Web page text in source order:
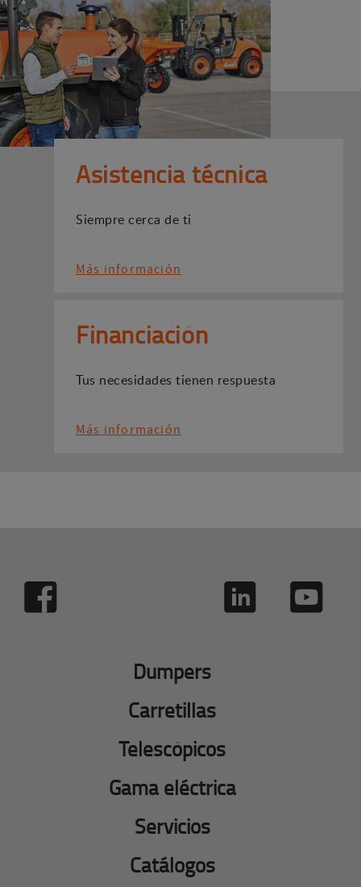
Asistencia técnica
Siempre cerca de ti
Más información
Financiación
Tus necesidades tienen respuesta
Más información
Dumpers
Carretillas
Telescópicos
Gama eléctrica
Servicios
Catálogos